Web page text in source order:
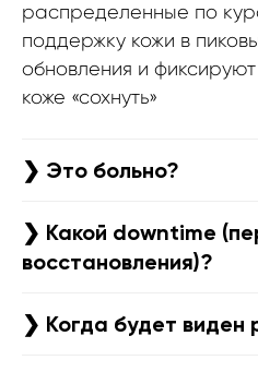
распределенные по
поддержку кожи в
обновления и
коже «сохнуть»
❯ Это больно?
❯ Какой downtime
восстановления)?
❯ Когда будет виден